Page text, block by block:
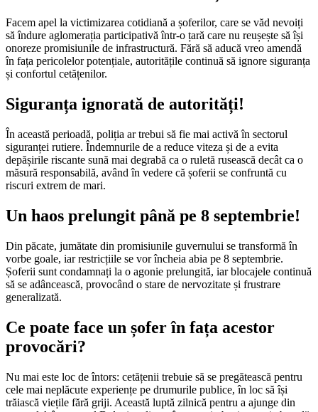
Facem apel la victimizarea cotidiană a șoferilor, care se văd nevoiți
să îndure aglomerația participativă într-o țară care nu reușește să își
onoreze promisiunile de infrastructură. Fără să aducă vreo amendă
în fața pericolelor potențiale, autoritățile continuă să ignore siguranța
și confortul cetățenilor.
Siguranța ignorată de autorități!
În această perioadă, poliția ar trebui să fie mai activă în sectorul
siguranței rutiere. Îndemnurile de a reduce viteza și de a evita
depășirile riscante sună mai degrabă ca o ruletă rusească decât ca o
măsură responsabilă, având în vedere că șoferii se confruntă cu
riscuri extrem de mari.
Un haos prelungit până pe 8 septembrie!
Din păcate, jumătate din promisiunile guvernului se transformă în
vorbe goale, iar restricțiile se vor încheia abia pe 8 septembrie.
Șoferii sunt condamnați la o agonie prelungită, iar blocajele continuă
să se adâncească, provocând o stare de nervozitate și frustrare
generalizată.
Ce poate face un șofer în fața acestor
provocări?
Nu mai este loc de întors: cetățenii trebuie să se pregătească pentru
cele mai neplăcute experiențe pe drumurile publice, în loc să își
trăiască viețile fără griji. Această luptă zilnică pentru a ajunge din